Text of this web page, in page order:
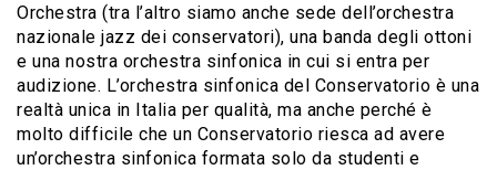
Orchestra (tra l’altro siamo anche sede dell’orchestra
nazionale jazz dei conservatori), una banda degli ottoni
e una nostra orchestra sinfonica in cui si entra per
audizione. L’orchestra sinfonica del Conservatorio è una
realtà unica in Italia per qualità, ma anche perché è
molto difficile che un Conservatorio riesca ad avere
un’orchestra sinfonica formata solo da studenti e